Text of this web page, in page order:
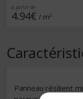
à partir de
4.94€ / m²
Panneau résilient